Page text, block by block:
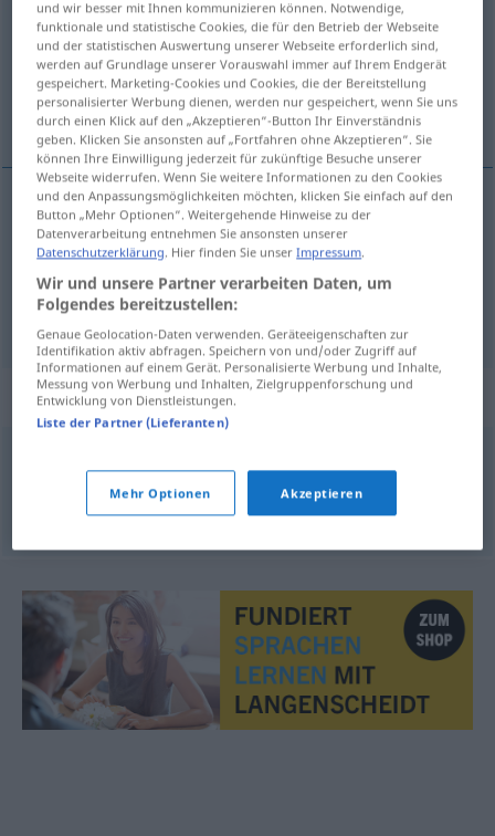
Übersicht aller Übersetzungen
(Für mehr Details die Übersetzung anklicken/antippen)
Import, Einfuhr
Importm import
Einfuhrf import
Synonyme für "import"
und wir besser mit Ihnen kommunizieren können. Notwendige,
funktionale und statistische Cookies, die für den Betrieb der Webseite
und der statistischen Auswertung unserer Webseite erforderlich sind,
werden auf Grundlage unserer Vorauswahl immer auf Ihrem Endgerät
gespeichert. Marketing-Cookies und Cookies, die der Bereitstellung
personalisierter Werbung dienen, werden nur gespeichert, wenn Sie uns
durch einen Klick auf den „Akzeptieren“-Button Ihr Einverständnis
geben. Klicken Sie ansonsten auf „Fortfahren ohne Akzeptieren“. Sie
können Ihre Einwilligung jederzeit für zukünftige Besuche unserer
Webseite widerrufen. Wenn Sie weitere Informationen zu den Cookies
und den Anpassungsmöglichkeiten möchten, klicken Sie einfach auf den
Button „Mehr Optionen“. Weitergehende Hinweise zu der
Datenverarbeitung entnehmen Sie ansonsten unserer
Datenschutzerklärung. Hier finden Sie unserImpressum.
Wir und unsere Partner verarbeiten Daten, um
Folgendes bereitzustellen:
Genaue Geolocation-Daten verwenden. Geräteeigenschaften zur
Identifikation aktiv abfragen. Speichern von und/oder Zugriff auf
Informationen auf einem Gerät. Personalisierte Werbung und Inhalte,
Messung von Werbung und Inhalten, Zielgruppenforschung und
Entwicklung von Dienstleistungen.
Liste der Partner (Lieferanten)
Mehr Optionen Akzeptieren